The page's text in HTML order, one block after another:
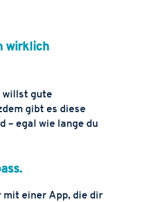
wirklich
willst gute
gibt es diese
– egal wie lange du
mit einer App, die dir